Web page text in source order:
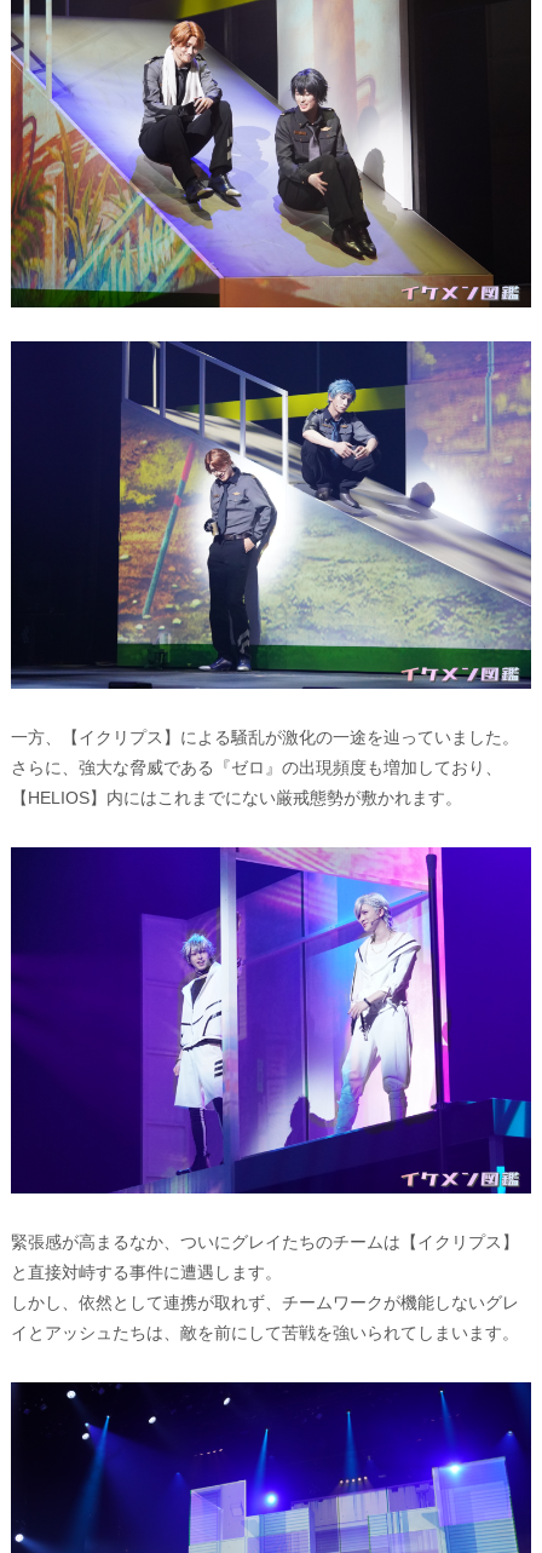
一方、【イクリプス】による騒乱が激化の一途を辿っていました。
さらに、強大な脅威である『ゼロ』の出現頻度も増加しており、
【HELIOS】内にはこれまでにない厳戒態勢が敷かれます。
緊張感が高まるなか、ついにグレイたちのチームは【イクリプス】
と直接対峙する事件に遭遇します。
しかし、依然として連携が取れず、チームワークが機能しないグレ
イとアッシュたちは、敵を前にして苦戦を強いられてしまいます。